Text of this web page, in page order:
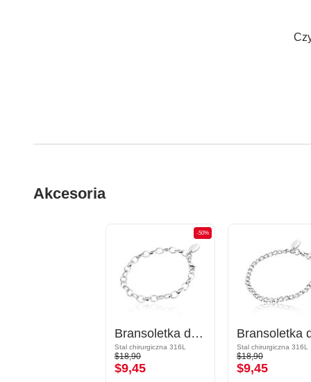
Akcesoria
-50%
Bransoletka do charmsów
Stal chirurgiczna 316L
$18,90
$9,45
Stal chirurgiczna 316L
$18,90
$9,45